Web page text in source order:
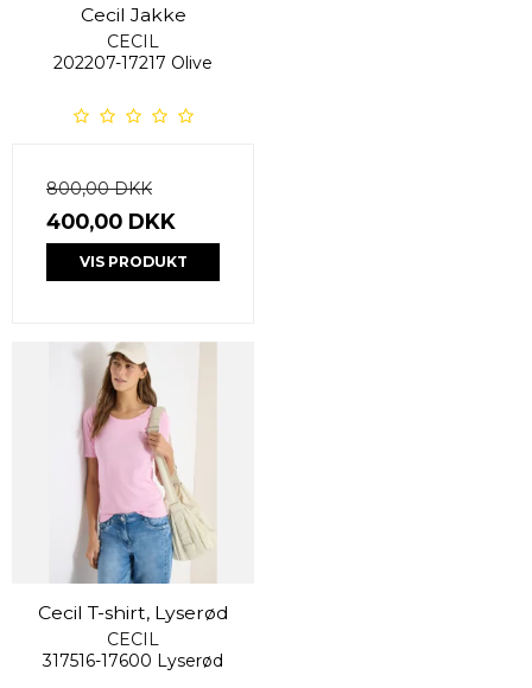
Cecil Jakke
CECIL
202207-17217 Olive
800,00 DKK
400,00 DKK
VIS PRODUKT
Cecil T-shirt, Lyserød
CECIL
317516-17600 Lyserød